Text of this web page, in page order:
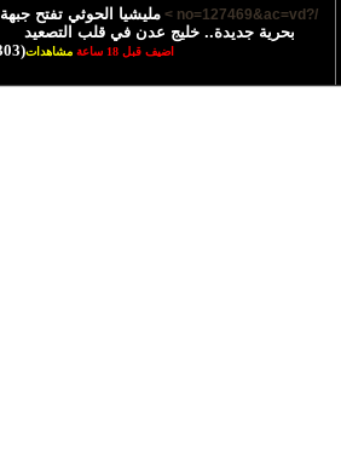
/?no=127469&ac=vd >
مليشيا الحوثي تفتح جبهة
بحرية جديدة.. خليج عدن في قلب التصعيد
اضيف قبل 18 ساعة مشاهدات(303)